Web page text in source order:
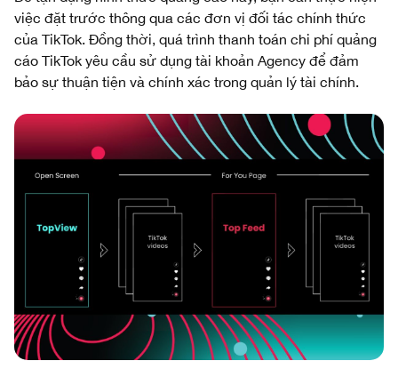
việc đặt trước thông qua các đơn vị đối tác chính thức
của TikTok. Đồng thời, quá trình thanh toán chi phí quảng
cáo TikTok yêu cầu sử dụng tài khoản Agency để đảm
bảo sự thuận tiện và chính xác trong quản lý tài chính.